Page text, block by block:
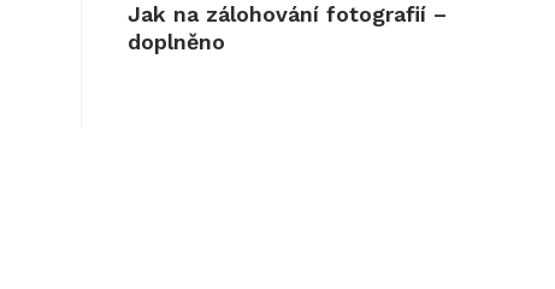
Jak na zálohování fotografií –
doplněno